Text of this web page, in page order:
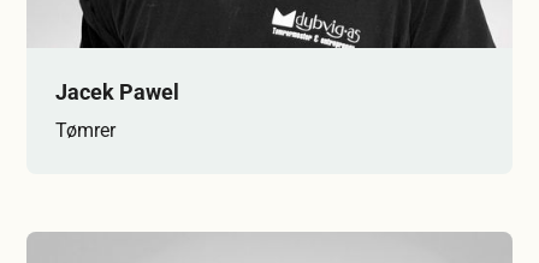
Jacek Pawel
Tømrer